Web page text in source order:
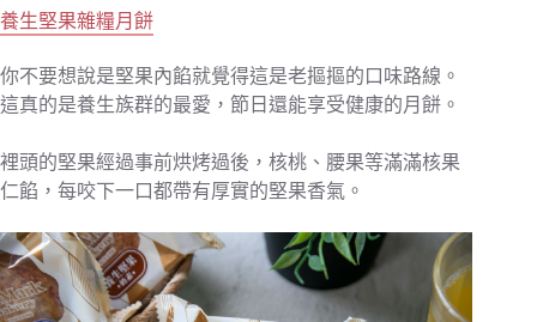
養生堅果雜糧月餅
你不要想說是堅果內餡就覺得這是老摳摳的口味路線。
這真的是養生族群的最愛，節日還能享受健康的月餅。
裡頭的堅果經過事前烘烤過後，核桃、腰果等滿滿核果
仁餡，每咬下一口都帶有厚實的堅果香氣。